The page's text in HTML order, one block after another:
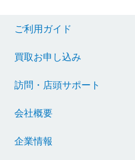
ご利用ガイド
買取お申し込み
訪問・店頭サポート
会社概要
企業情報